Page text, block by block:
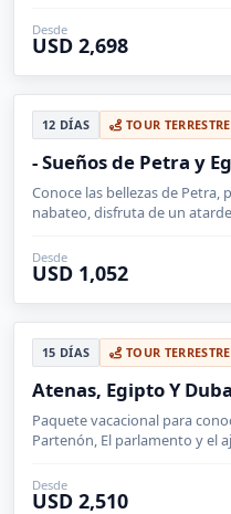
Desde
USD 2,698
12 DÍAS TOUR TERRESTRE
- Sueños de Petra y
Conoce las bellezas de Petra,
nabateo, disfruta de un
Desde
USD 1,052
15 DÍAS TOUR TERRESTRE
Atenas, Egipto Y
Paquete vacacional para
Partenón, El parlamento y el
Desde
USD 2,510